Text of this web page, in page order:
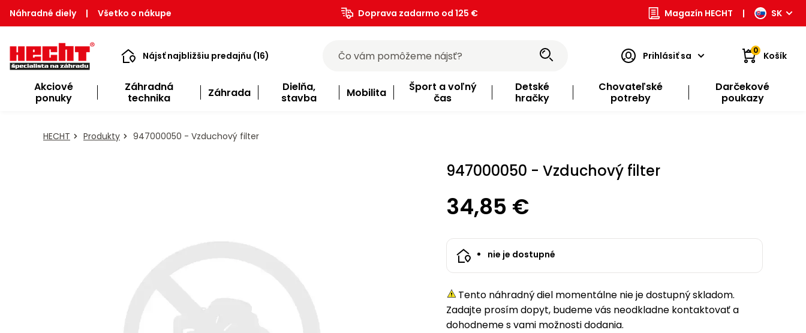
Náhradné diely | Všetko o nákupe Doprava zadarmo od 125 € Magazín HECHT | SK
Nájsť najbližšiu predajňu (16) Prihlásiť sa 0 Košík
Akciové
ponuky
Záhradná
technika
Záhrada
Dielňa,
stavba
Mobilita
Šport a voľný
čas
Detské
hračky
Chovateľské
potreby
Darčekové
poukazy
HECHT Produkty 947000050 - Vzduchový filter
947000050 - Vzduchový filter
34,85 €
nie je dostupné
Tento náhradný diel momentálne nie je dostupný skladom.
Zadajte prosím dopyt, budeme vás neodkladne kontaktovať a
dohodneme s vami možnosti dodania.